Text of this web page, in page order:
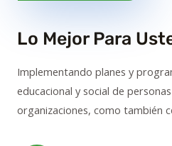
Lo Mejor Para
Implementando planes y
educacional y social de
organizaciones, como también